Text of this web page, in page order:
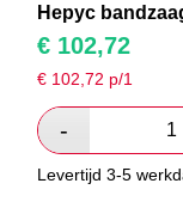
Hepyc
€ 102,72
€ 102,72 p/1
Levertijd 3-5